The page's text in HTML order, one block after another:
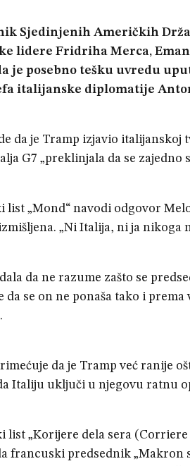
Sjedinjenih Američkih
lidere Fridriha Merca,
je posebno tešku uvredu
italijanske diplomatije
da je Tramp izjavio italijanskoj
G7 „preklinjala da se zajedno
list „Mond“ navodi odgovor
„Ni Italija, ni ja nikoga
da ne razume zašto se
da se on ne ponaša tako i
da je Tramp već ranije
Italiju uključi u njegovu ratnu
list „Korijere dela sera (Corriere
francuski predsednik „Makron